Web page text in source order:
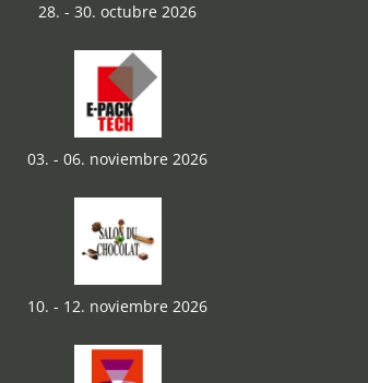
28. - 30. octubre 2026
03. - 06. noviembre 2026
10. - 12. noviembre 2026